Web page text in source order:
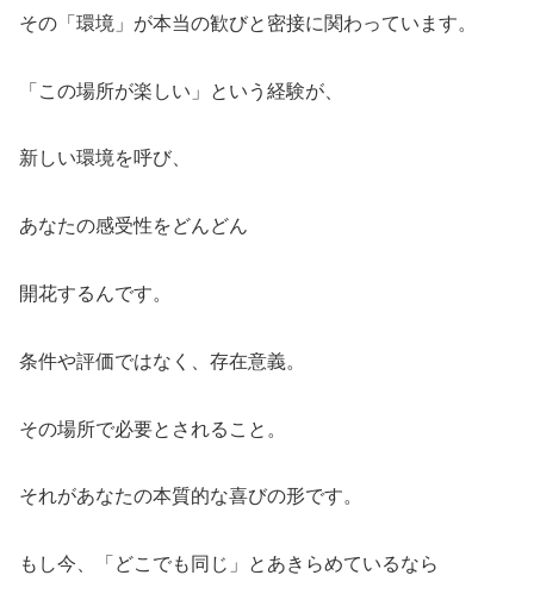
その「環境」が本当の歓びと密接に関わっています。
「この場所が楽しい」という経験が、
新しい環境を呼び、
あなたの感受性をどんどん
開花するんです。
条件や評価ではなく、存在意義。
その場所で必要とされること。
それがあなたの本質的な喜びの形です。
もし今、「どこでも同じ」とあきらめているなら